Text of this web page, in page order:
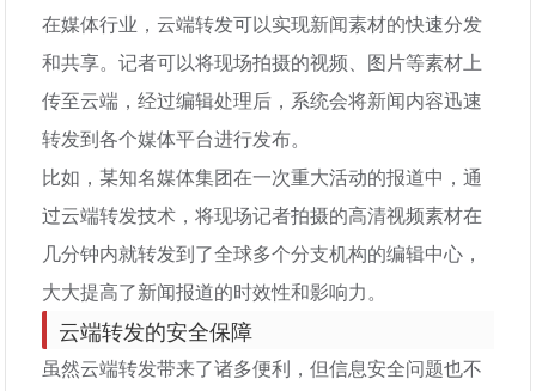
在媒体行业，云端转发可以实现新闻素材的快速分发
和共享。记者可以将现场拍摄的视频、图片等素材上
传至云端，经过编辑处理后，系统会将新闻内容迅速
转发到各个媒体平台进行发布。
比如，某知名媒体集团在一次重大活动的报道中，通
过云端转发技术，将现场记者拍摄的高清视频素材在
几分钟内就转发到了全球多个分支机构的编辑中心，
大大提高了新闻报道的时效性和影响力。
云端转发的安全保障
虽然云端转发带来了诸多便利，但信息安全问题也不